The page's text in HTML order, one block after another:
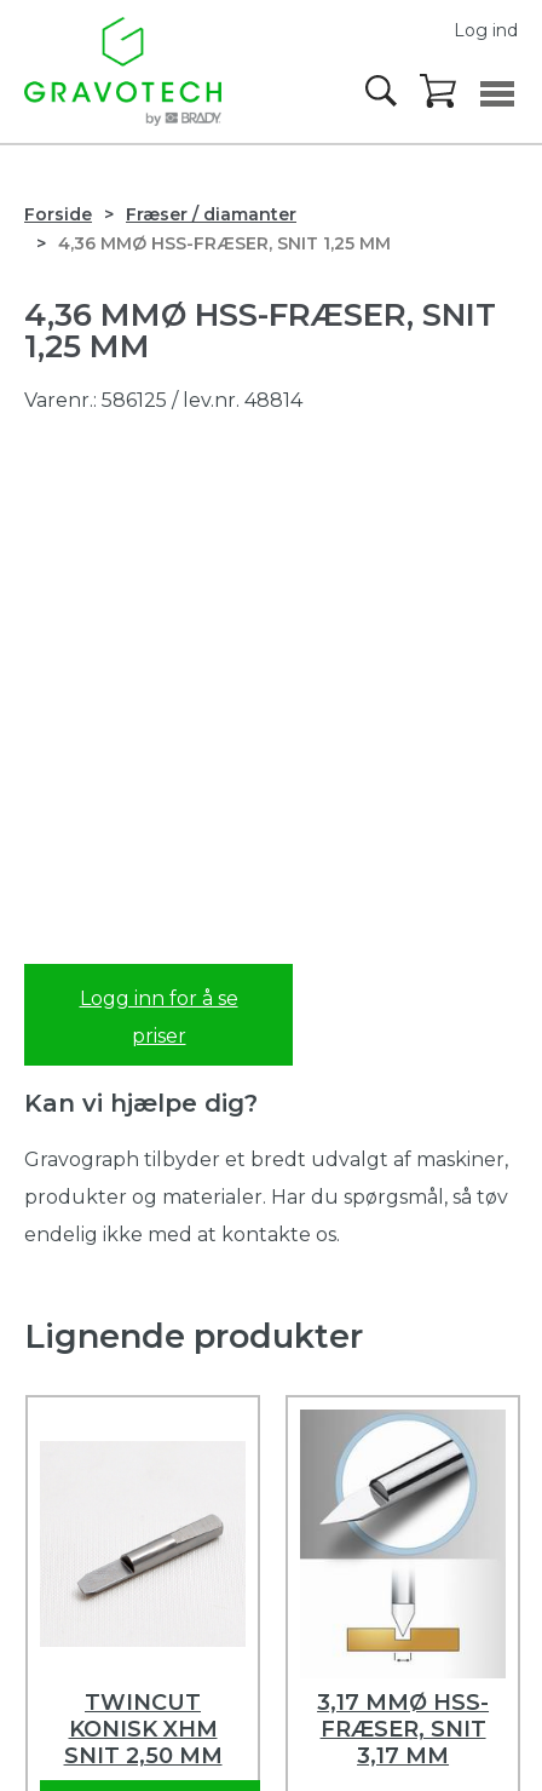
Log ind
Forside
Fræser / diamanter
4,36 MMØ HSS-FRÆSER, SNIT 1,25 MM
4,36 MMØ HSS-FRÆSER, SNIT
1,25 MM
Varenr.: 586125 / lev.nr. 48814
Logg inn for å se
priser
Kan vi hjælpe dig?
Gravograph tilbyder et bredt udvalgt af maskiner,
produkter og materialer. Har du spørgsmål, så tøv
endelig ikke med at kontakte os.
Lignende produkter
TWINCUT
KONISK XHM
SNIT 2,50 MM
3,17 MMØ HSS-
FRÆSER, SNIT
3,17 MM